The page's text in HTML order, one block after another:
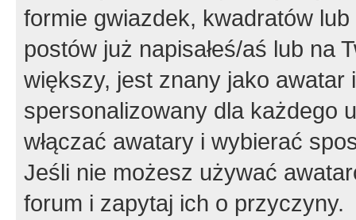
formie gwiazdek, kwadratów
postów już napisałeś/aś lub na
większy, jest znany jako
spersonalizowany dla każdego
włączać awatary i wybierać
Jeśli nie możesz używać
forum i zapytaj ich o przyczyny.